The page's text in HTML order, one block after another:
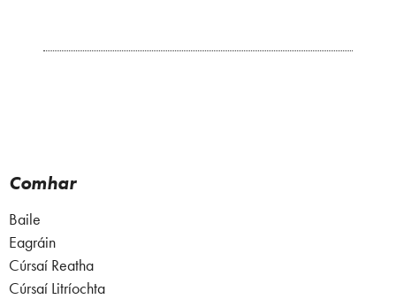
Comhar
Baile
Eagráin
Cúrsaí Reatha
Cúrsaí Litríochta